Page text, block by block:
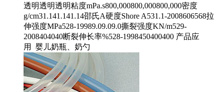
透明透明透明粘度mPa.s800,000800,000800,000密度
g/cm31.141.141.14邵氏A硬度Shore A531.1-2008606568拉
伸强度MPa528-19989.09.09.0撕裂强度KN/m529-
2008404040断裂伸长率%528-1998450400400 产品应
用 婴儿奶瓶、奶勺